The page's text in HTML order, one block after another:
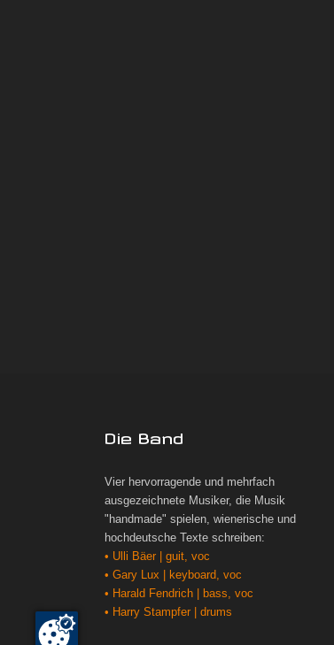
Die Band
Vier hervorragende und mehrfach
ausgezeichnete Musiker, die Musik
"handmade" spielen, wienerische und
hochdeutsche Texte schreiben:
• Ulli Bäer | guit, voc
• Gary Lux | keyboard, voc
• Harald Fendrich | bass, voc
• Harry Stampfer | drums